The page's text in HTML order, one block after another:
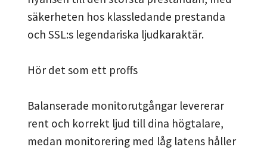
säkerheten hos klassledande prestanda
och SSL:s legendariska ljudkaraktär.
Hör det som ett proffs
Balanserade monitorutgångar levererar
rent och korrekt ljud till dina högtalare,
medan monitorering med låg latens håller